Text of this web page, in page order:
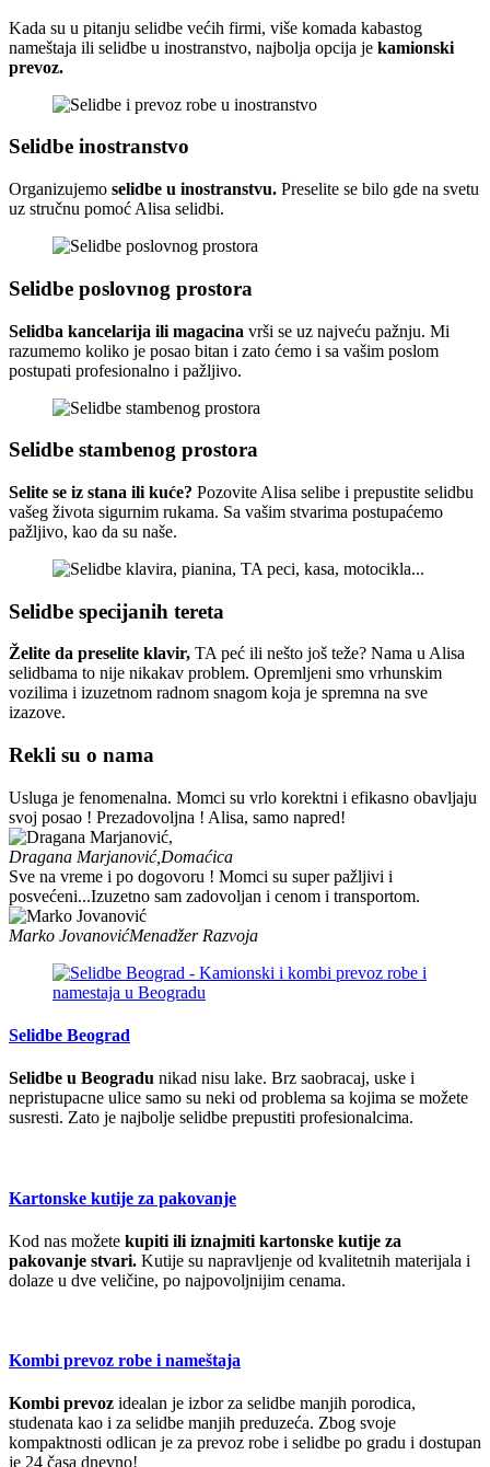
Kada su u pitanju selidbe većih firmi, više komada kabastog
nameštaja ili selidbe u inostranstvo, najbolja opcija je kamionski
prevoz.
Selidbe inostranstvo
Organizujemo selidbe u inostranstvu. Preselite se bilo gde na svetu
uz stručnu pomoć Alisa selidbi.
Selidbe poslovnog prostora
Selidba kancelarija ili magacina vrši se uz najveću pažnju. Mi
razumemo koliko je posao bitan i zato ćemo i sa vašim poslom
postupati profesionalno i pažljivo.
Selidbe stambenog prostora
Selite se iz stana ili kuće? Pozovite Alisa selibe i prepustite selidbu
vašeg života sigurnim rukama. Sa vašim stvarima postupaćemo
pažljivo, kao da su naše.
Selidbe specijanih tereta
Želite da preselite klavir, TA peć ili nešto još teže? Nama u Alisa
selidbama to nije nikakav problem. Opremljeni smo vrhunskim
vozilima i izuzetnom radnom snagom koja je spremna na sve
izazove.
Rekli su o nama
Usluga je fenomenalna. Momci su vrlo korektni i efikasno obavljaju
svoj posao ! Prezadovoljna ! Alisa, samo napred!
Dragana Marjanović, Domaćica
Sve na vreme i po dogovoru ! Momci su super pažljivi i
posvećeni...Izuzetno sam zadovoljan i cenom i transportom.
Marko JovanovićMenadžer Razvoja
Selidbe Beograd
Selidbe u Beogradu nikad nisu lake. Brz saobracaj, uske i
nepristupacne ulice samo su neki od problema sa kojima se možete
susresti. Zato je najbolje selidbe prepustiti profesionalcima.
Kartonske kutije za pakovanje
Kod nas možete kupiti ili iznajmiti kartonske kutije za
pakovanje stvari. Kutije su napravljenje od kvalitetnih materijala i
dolaze u dve veličine, po najpovoljnijim cenama.
Kombi prevoz robe i nameštaja
Kombi prevoz idealan je izbor za selidbe manjih porodica,
studenata kao i za selidbe manjih preduzeća. Zbog svoje
kompaktnosti odlican je za prevoz robe i selidbe po gradu i dostupan
je 24 časa dnevno!